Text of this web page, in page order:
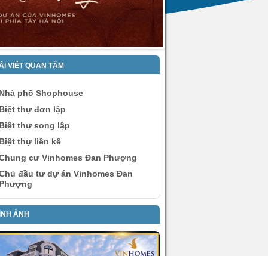
VIẾT QUAN TÂM
phố Shophouse
thự đơn lập
thự song lập
thự liền kề
cư Vinhomes Đan Phượng
đầu tư dự án Vinhomes Đan
ẢNH